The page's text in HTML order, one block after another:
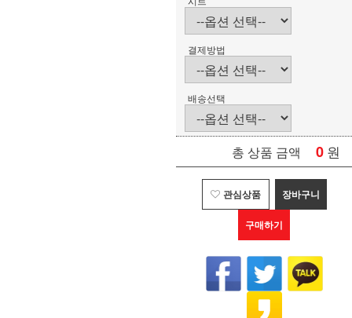
결제방법
배송선택
총 상품 금액 0 원
관심상품 장바구니
구매하기